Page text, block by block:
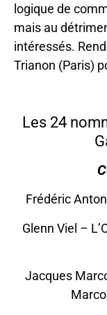
logique de
mais au
intéressés.
Trianon (Paris)
Les 24
Frédéric
Glenn Viel –
Jacques